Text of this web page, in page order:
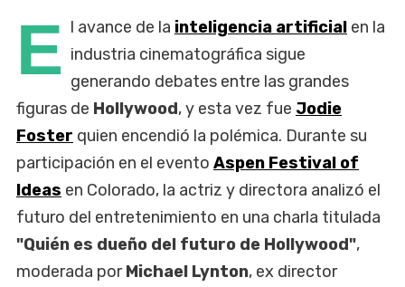
E l avance de la inteligencia artificial en la
industria cinematográfica sigue
generando debates entre las grandes
figuras de Hollywood, y esta vez fue Jodie
Foster quien encendió la polémica. Durante su
participación en el evento Aspen Festival of
Ideas en Colorado, la actriz y directora analizó el
futuro del entretenimiento en una charla titulada
"Quién es dueño del futuro de Hollywood",
moderada porMichael Lynton, ex director